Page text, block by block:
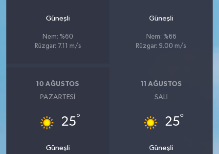
Güneşli
Nem: %60
Rüzgar: 7.11 m/s
Güneşli
Nem: %66
Rüzgar: 9.00 m/s
10 AĞUSTOS
PAZARTESI
25°
Güneşli
11 AĞUSTOS
SALI
25°
Güneşli